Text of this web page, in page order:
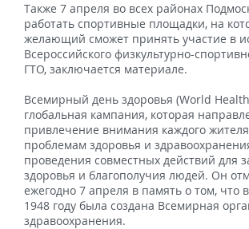
Также 7 апреля во всех районах
работать спортивные площадки, на
желающий сможет принять участие в
Всероссийского физкультурно-
ГТО, заключается материале.
Всемирный день здоровья (World Health
глобальная кампания, которая
привлечение внимания каждого
проблемам здоровья и
проведения совместных действий для
здоровья и благополучия людей. Он
ежегодно 7 апреля в память о том, что
1948 году была создана Всемирная
здравоохранения.